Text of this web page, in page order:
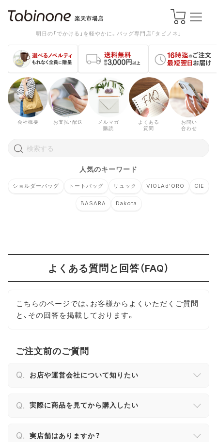
よくある質問と回答（FAQ）
こちらのページでは、お客様からよくいただくご質問
と、その回答を掲載しております。
ご注文前のご質問
お店や運営会社について知りたい
実際に商品を見てから購入したい
実店舗はありますか？